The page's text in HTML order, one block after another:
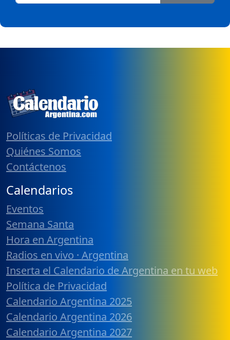
Políticas de Privacidad
Quiénes Somos
Contáctenos
Calendarios
Eventos
Semana Santa
Hora en Argentina
Radios en vivo · Argentina
Inserta el Calendario de Argentina en tu web
Política de Privacidad
Calendario Argentina 2025
Calendario Argentina 2026
Calendario Argentina 2027